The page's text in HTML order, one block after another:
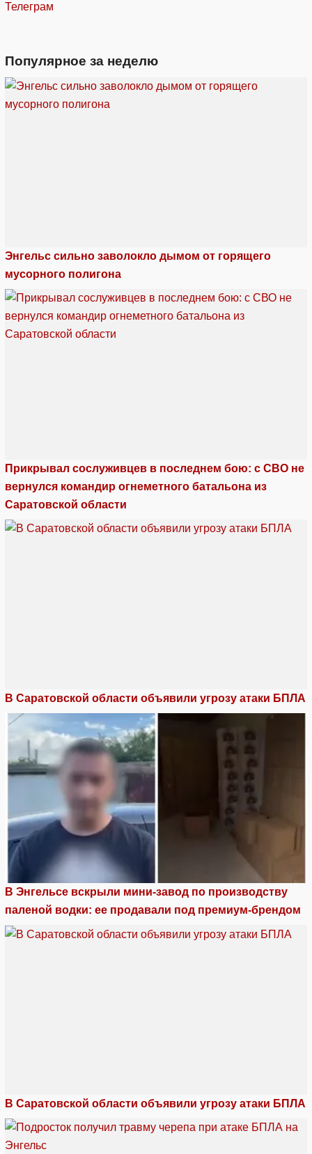
Телеграм
Популярное за неделю
Энгельс сильно заволокло дымом от горящего
мусорного полигона
Прикрывал сослуживцев в последнем бою: с СВО не
вернулся командир огнеметного батальона из
Саратовской области
В Саратовской области объявили угрозу атаки БПЛА
В Энгельсе вскрыли мини-завод по производству
паленой водки: ее продавали под премиум-брендом
В Саратовской области объявили угрозу атаки БПЛА